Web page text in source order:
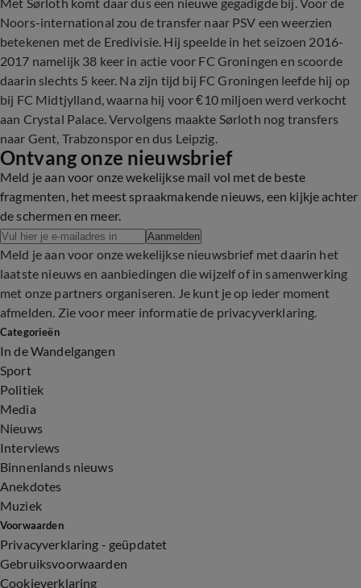
Noors-international zou de transfer naar PSV een weerzien
betekenen met de Eredivisie. Hij speelde in het seizoen 2016-
2017 namelijk 38 keer in actie voor FC Groningen en scoorde
daarin slechts 5 keer. Na zijn tijd bij FC Groningen leefde hij op
bij FC Midtjylland, waarna hij voor €10 miljoen werd verkocht
aan Crystal Palace. Vervolgens maakte Sørloth nog transfers
naar Gent, Trabzonspor en dus Leipzig.
Ontvang onze nieuwsbrief
Meld je aan voor onze wekelijkse mail vol met de beste
fragmenten, het meest spraakmakende nieuws, een kijkje achter
de schermen en meer.
Aanmelden
Meld je aan voor onze wekelijkse nieuwsbrief met daarin het
laatste nieuws en aanbiedingen die wijzelf of in samenwerking
met onze partners organiseren. Je kunt je op ieder moment
afmelden. Zie voor meer informatie de privacyverklaring.
Categorieën
In de Wandelgangen
Sport
Politiek
Media
Nieuws
Interviews
Binnenlands nieuws
Anekdotes
Muziek
Voorwaarden
Privacyverklaring - geüpdatet
Gebruiksvoorwaarden
Cookieverklaring